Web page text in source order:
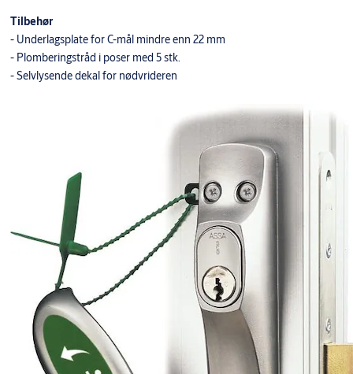
Tilbehør
- Underlagsplate for C-mål mindre enn 22 mm
- Plomberingstråd i poser med 5 stk.
- Selvlysende dekal for nødvrideren